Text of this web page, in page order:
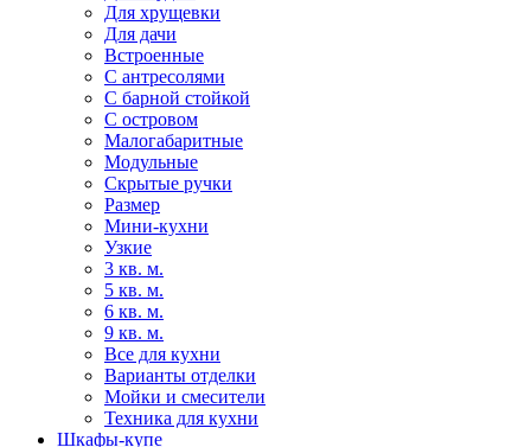
Для хрущевки
Для дачи
Встроенные
С антресолями
С барной стойкой
С островом
Малогабаритные
Модульные
Скрытые ручки
Размер
Мини-кухни
Узкие
3 кв. м.
5 кв. м.
6 кв. м.
9 кв. м.
Все для кухни
Варианты отделки
Мойки и смесители
Техника для кухни
Шкафы-купе